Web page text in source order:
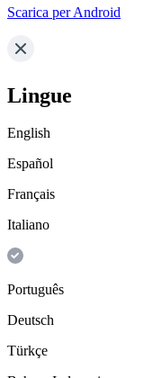
Scarica per Android
Lingue
English
Español
Français
Italiano
Português
Deutsch
Türkçe